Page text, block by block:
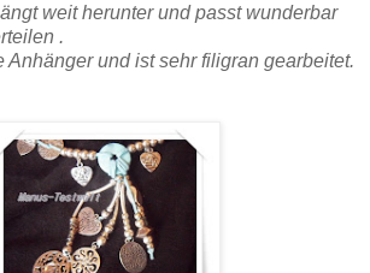
weit herunter und passt wunderbar
.
Anhänger und ist sehr filigran gearbeitet.